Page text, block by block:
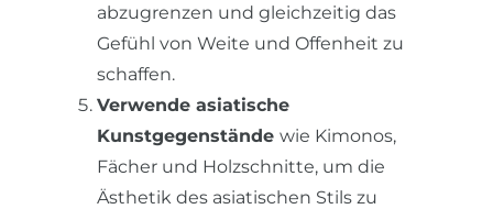
abzugrenzen und gleichzeitig das
Gefühl von Weite und Offenheit zu
schaffen.
Verwende asiatische
Kunstgegenstände wie Kimonos,
Fächer und Holzschnitte, um die
Ästhetik des asiatischen Stils zu